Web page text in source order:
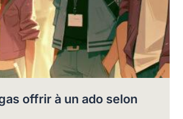
offrir à un ado selon